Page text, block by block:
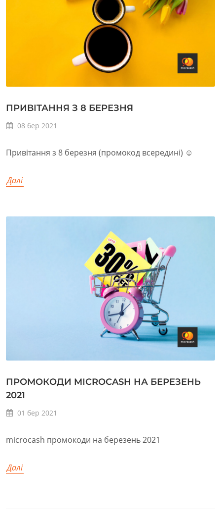
ПРИВІТАННЯ З 8 БЕРЕЗНЯ
08 бер 2021
Привітання з 8 березня (промокод всередині) ☺️
Далі
ПРОМОКОДИ MICROCASH НА БЕРЕЗЕНЬ
2021
01 бер 2021
microcash промокоди на березень 2021
Далі